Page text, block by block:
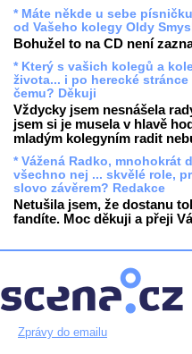
* Máte někde u sebe
od Vašeho kolegy Oldy
Bohužel to na CD není
* Který s vašich kolegů a
života... i po herecké
čemu? Děkuji
Vždycky jsem nesnášela
jsem si je musela v hlavě
mladým kolegyním radit
* Vážená Radko, mnohokrát
všechno nej ... skvělé role,
slovo závěrem? Redakce
Netušila jsem, že dostanu
fandíte. Moc děkuji a přeji
Zprávy do emailu